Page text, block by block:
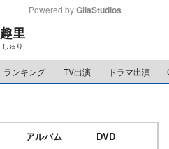
e
Powered by GliaStudios
趣里
しゅり
ランキング TV出演 ドラマ出演
アルバム
DVD